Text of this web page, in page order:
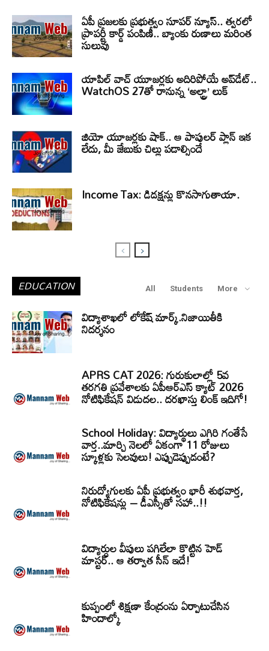
ఏపీ ప్రజలకు ప్రభుత్వం సూపర్ న్యూస్.. త్వరలో
ప్రాపర్టీ కార్డ్ పంపిణీ.. బ్యాంకు రుణాలు మరింత
సులువు
యాపిల్ వాచ్ యూజర్లకు అదిరిపోయే అప్‌డేట్..
WatchOS 27తో రానున్న ‘అల్ట్రా’ లుక్
జియో యూజర్లకు షాక్.. ఆ పాపులర్ ప్లాన్ ఇక
లేదు, మీ జేబుకు చిల్లు పడాల్సిందే
Income Tax: డిడక్షన్లు కొనసాగుతాయా.
EDUCATION All Students More
విద్యాశాఖలో లోకేష్ మార్క్.నిజాయితీకి
నిదర్శనం
APRS CAT 2026: గురుకులాల్లో 5వ
తరగతి ప్రవేశాలకు ఏపీఆర్‌ఎస్‌ క్యాట్‌ 2026
నోటిఫికేషన్‌ విడుదల.. దరఖాస్తు లింక్‌ ఇదిగో!
School Holiday: విద్యార్థులు ఎగిరి గంతేసే
వార్త..మార్చి నెలలో ఏకంగా 11 రోజులు
స్కూళ్లకు సెలవులు! ఎప్పుడెప్పుడంటే?
నిరుద్యోగులకు ఏపీ ప్రభుత్వం భారీ శుభవార్త,
నోటిఫికేషన్లు – డీఎస్సీతో సహా..!!
విద్యార్ధుల వీపులు పగిలేలా కొట్టిన హెడ్
మాస్టర్.. ఆ తర్వాత సీన్‌ ఇదే!
కుప్పంలో శిక్షణా కేంద్రంను ఏర్పాటుచేసిన
హిందాల్కో